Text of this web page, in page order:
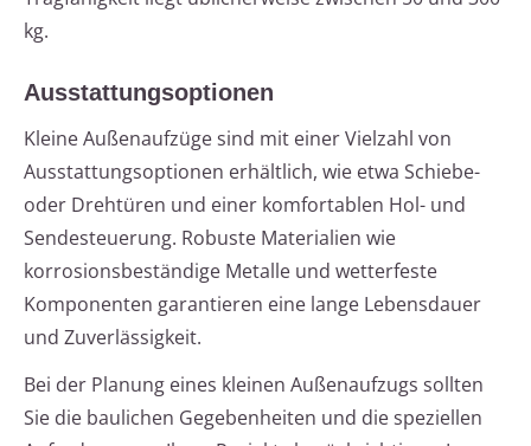
kg.
Ausstattungsoptionen
Kleine Außenaufzüge sind mit einer Vielzahl von
Ausstattungsoptionen erhältlich, wie etwa Schiebe-
oder Drehtüren und einer komfortablen Hol- und
Sendesteuerung. Robuste Materialien wie
korrosionsbeständige Metalle und wetterfeste
Komponenten garantieren eine lange Lebensdauer
und Zuverlässigkeit.
Bei der Planung eines kleinen Außenaufzugs sollten
Sie die baulichen Gegebenheiten und die speziellen